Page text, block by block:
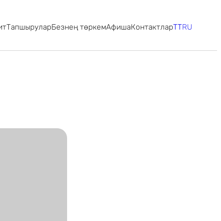
ТапшыруларБезнең төркемАфишаКонтактларTTRU